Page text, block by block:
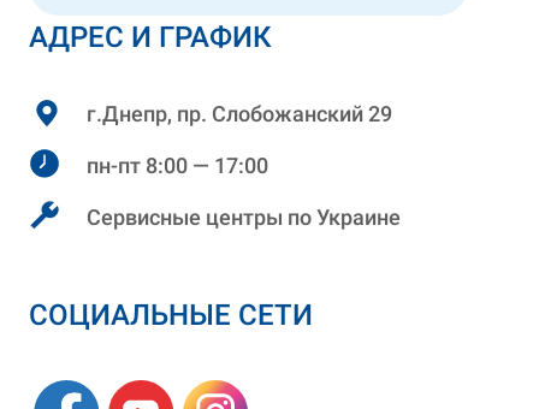
АДРЕС И ГРАФИК
г.Днепр, пр. Слобожанский 29
пн-пт 8:00 — 17:00
Сервисные центры по Украине
СОЦИАЛЬНЫЕ СЕТИ